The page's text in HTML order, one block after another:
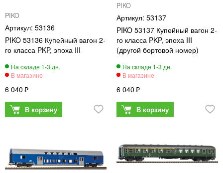
PIKO
53136
PIKO 53136 Купейный вагон 2-
го класса PKP, эпоха III
6 040
PIKO
53137
PIKO 53137 Купейный вагон 2-
го класса PKP, эпоха III
(другой бортовой номер)
6 040